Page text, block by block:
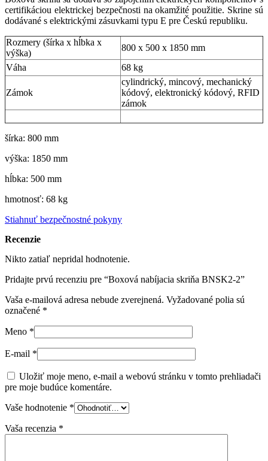
certifikáciou elektrickej bezpečnosti na okamžité použitie. Skrine sú
dodávané s elektrickými zásuvkami typu E pre Českú republiku.
Rozmery (šírka x hĺbka x
výška)
800 x 500 x 1850 mm
Váha
68 kg
Zámok
cylindrický, mincový, mechanický
kódový, elektronický kódový, RFID
zámok
šírka: 800 mm
výška: 1850 mm
hĺbka: 500 mm
hmotnosť: 68 kg
Stiahnuť bezpečnostné pokyny
Recenzie
Nikto zatiaľ nepridal hodnotenie.
Pridajte prvú recenziu pre “Boxová nabíjacia skriňa BNSK2-2”
Vaša e-mailová adresa nebude zverejnená. Vyžadované polia sú
označené *
Meno *
E-mail *
Uložiť moje meno, e-mail a webovú stránku v tomto prehliadači
pre moje budúce komentáre.
Vaše hodnotenie *
Vaša recenzia *